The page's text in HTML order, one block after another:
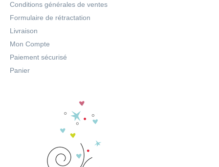
Conditions générales de ventes
Formulaire de rétractation
Livraison
Mon Compte
Paiement sécurisé
Panier